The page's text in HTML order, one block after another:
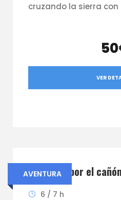
cruzando la sierra con
VER
AVENTURA
Aventura por el
6 / 7 h